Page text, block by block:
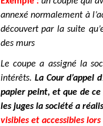
annexé normalement à
découvert par la suite
des murs
Le coupe a assigné la
intérêts. La Cour d’appel
papier peint, et que de ce
les juges la société a
visibles et accessibles